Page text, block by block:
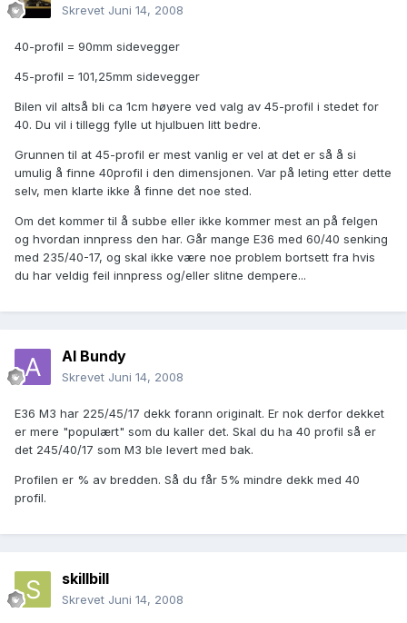
Skrevet Juni 14, 2008
40-profil = 90mm sidevegger
45-profil = 101,25mm sidevegger
Bilen vil altså bli ca 1cm høyere ved valg av 45-profil i stedet for
40. Du vil i tillegg fylle ut hjulbuen litt bedre.
Grunnen til at 45-profil er mest vanlig er vel at det er så å si
umulig å finne 40profil i den dimensjonen. Var på leting etter dette
selv, men klarte ikke å finne det noe sted.
Om det kommer til å subbe eller ikke kommer mest an på felgen
og hvordan innpress den har. Går mange E36 med 60/40 senking
med 235/40-17, og skal ikke være noe problem bortsett fra hvis
du har veldig feil innpress og/eller slitne dempere...
Al Bundy
Skrevet Juni 14, 2008
E36 M3 har 225/45/17 dekk forann originalt. Er nok derfor dekket
er mere "populært" som du kaller det. Skal du ha 40 profil så er
det 245/40/17 som M3 ble levert med bak.
Profilen er % av bredden. Så du får 5% mindre dekk med 40
profil.
skillbill
Skrevet Juni 14, 2008